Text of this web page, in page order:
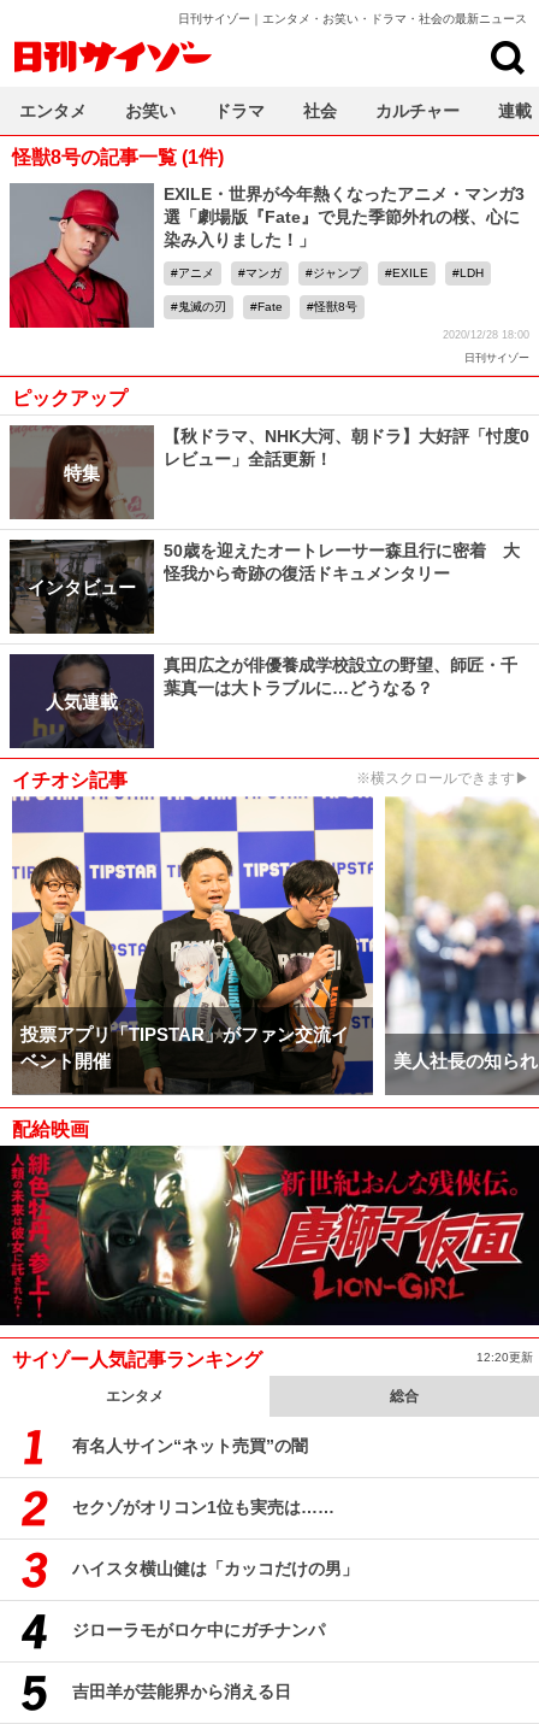
日刊サイゾー｜エンタメ・お笑い・ドラマ・社会の最新ニュース
怪獣8号の記事一覧 (1件)
EXILE・世界が今年熱くなったアニメ・マンガ3
選「劇場版『Fate』で見た季節外れの桜、心に
染み入りました！」
アニメ マンガ ジャンプ EXILE LDH
鬼滅の刃 Fate 怪獣8号
2020/12/28 18:00
日刊サイゾー
ピックアップ
特集
【秋ドラマ、NHK大河、朝ドラ】大好評「忖度0
レビュー」全話更新！
インタビュー
50歳を迎えたオートレーサー森且行に密着 大
怪我から奇跡の復活ドキュメンタリー
人気連載
真田広之が俳優養成学校設立の野望、師匠・千
葉真一は大トラブルに…どうなる？
イチオシ記事 ※横スクロールできます▶
投票アプリ「TIPSTAR」がファン交流イ
ベント開催
美人社長の知ら
配給映画
サイゾー人気記事ランキング 12:20更新
エンタメ 総合
有名人サイン“ネット売買”の闇
セクゾがオリコン1位も実売は……
ハイスタ横山健は「カッコだけの男」
ジローラモがロケ中にガチナンパ
吉田羊が芸能界から消える日
エンタメ お笑い ドラマ 社会 カルチャー 連載